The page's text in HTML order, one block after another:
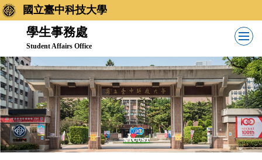
跳
到
內
容
區
國立臺中科技大學
學生事務處
Student Affairs Office